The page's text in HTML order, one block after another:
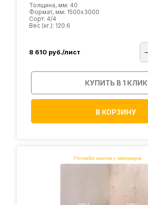
Толщина, мм: 40
Формат, мм: 1500х3000
Сорт: 4/4
Вес (кг.): 120.6
8 610 руб./лист
КУПИТЬ В 1 КЛИК
В КОРЗИНУ